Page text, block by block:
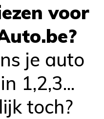
voor
je auto
1,2,3...
toch?